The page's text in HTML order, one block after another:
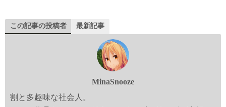
この記事の投稿者 最新記事
MinaSnooze
割と多趣味な社会人。